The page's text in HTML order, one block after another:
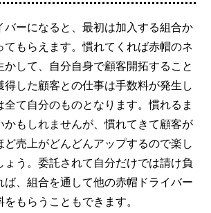
バーになると、最初は加入する組合か
てもらえます。慣れてくれば赤帽のネ
かして、自分自身で顧客開拓すること
得した顧客との仕事は手数料が発生し
全て自分のものとなります。慣れるま
かもしれませんが、慣れてきて顧客が
ど売上がどんどんアップするので楽し
ょう。委託されて自分だけでは請け負
ば、組合を通して他の赤帽ドライバー
もらうこともできます。